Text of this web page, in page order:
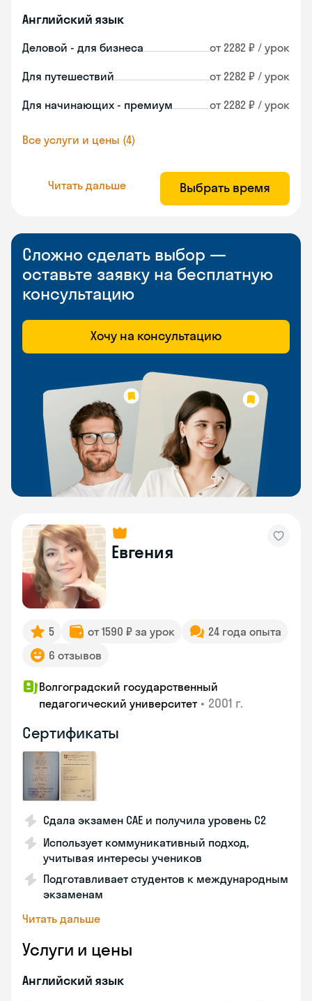
Английский язык
Деловой - для бизнеса от 2282 ₽ / урок
Для путешествий от 2282 ₽ / урок
Для начинающих - премиум от 2282 ₽ / урок
Все услуги и цены (4)
Читать дальше Выбрать время
Сложно сделать выбор —
оставьте заявку на бесплатную
консультацию
Хочу на консультацию
Евгения
5 от 1590 ₽ за урок
24 года опыта
6 отзывов
Волгоградский государственный
педагогический университет • 2001 г.
Сертификаты
Сдала экзамен CAE и получила уровень С2
Использует коммуникативный подход,
учитывая интересы учеников
Подготавливает студентов к международным
экзаменам
Читать дальше
Услуги и цены
Английский язык